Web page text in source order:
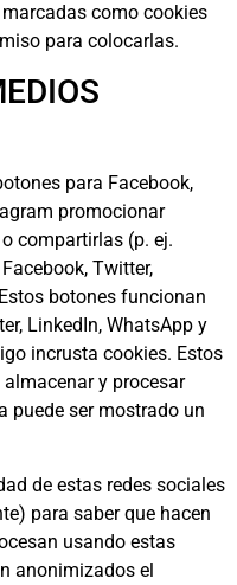
como cookies
para colocarlas.
para Facebook,
promocionar
compartirlas (p. ej.
Twitter,
botones funcionan
LinkedIn, WhatsApp y
incrusta cookies. Estos
y procesar
puede ser mostrado un
de estas redes sociales
para saber que hacen
usando estas
anonimizados el